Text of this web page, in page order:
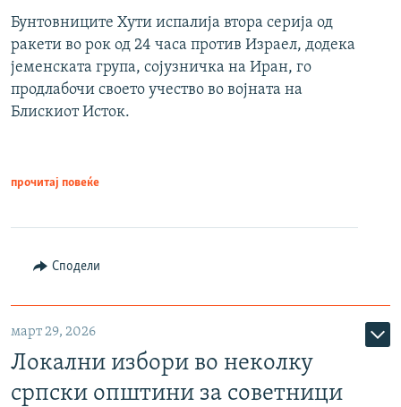
Бунтовниците Хути испалија втора серија од
ракети во рок од 24 часа против Израел, додека
јеменската група, сојузничка на Иран, го
продлабочи своето учество во војната на
Блискиот Исток.
прочитај повеќе
Сподели
март 29, 2026
Локални избори во неколку
српски општини за советници